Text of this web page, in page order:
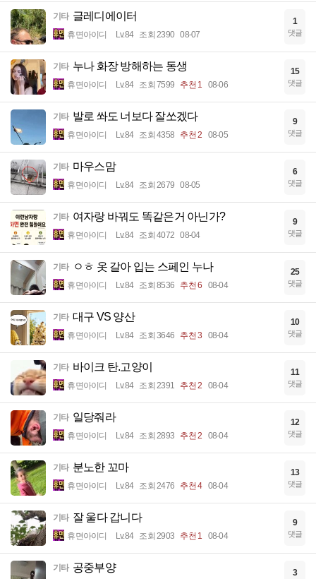
기타 글레디에이터
휴면아이디 Lv.84 조회 2390 08-07
1
댓글
기타 누나 화장 방해하는 동생
휴면아이디 Lv.84 조회 7599 추천 1 08-06
15
댓글
기타 발로 쏴도 너보다 잘쏘겠다
휴면아이디 Lv.84 조회 4358 추천 2 08-05
9
댓글
기타 마우스맘
휴면아이디 Lv.84 조회 2679 08-05
6
댓글
기타 여자랑 바꿔도 똑같은거 아닌가?
휴면아이디 Lv.84 조회 4072 08-04
9
댓글
기타 ㅇㅎ 옷 갈아 입는 스페인 누나
휴면아이디 Lv.84 조회 8536 추천 6 08-04
25
댓글
기타 대구 VS 양산
휴면아이디 Lv.84 조회 3646 추천 3 08-04
10
댓글
기타 바이크 탄.고양이
휴면아이디 Lv.84 조회 2391 추천 2 08-04
11
댓글
기타 일당줘라
휴면아이디 Lv.84 조회 2893 추천 2 08-04
12
댓글
기타 분노한 꼬마
휴면아이디 Lv.84 조회 2476 추천 4 08-04
13
댓글
기타 잘 울다 갑니다
휴면아이디 Lv.84 조회 2903 추천 1 08-04
9
댓글
기타 공중부양 3